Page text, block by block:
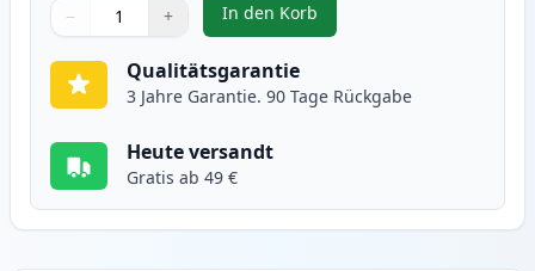
Verwenden Sie die Tasten, um anzupassen
− +
1
In den Korb
, Canon 718 (2659B002AA) gelb
Qualitätsgarantie
3 Jahre Garantie. 90 Tage Rückgabe
Heute versandt
Gratis ab 49 €